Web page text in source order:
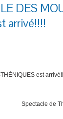
DES
arrivé!!!!
est
de